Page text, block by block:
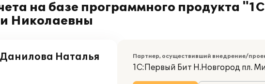
на базе программного продукта
Николаевны
Наталья
Партнер, осуществивший внедрение/
1С:Первый Бит Н.Новгород пл.